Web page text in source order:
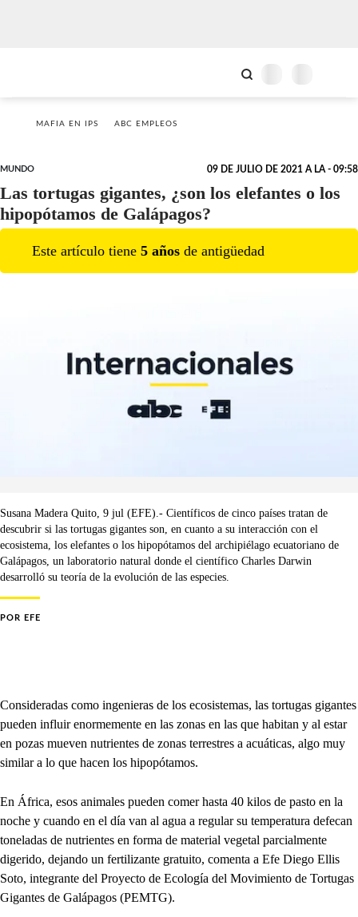
MAFIA EN IPS ABC EMPLEOS
MUNDO 09 DE JULIO DE 2021 A LA - 09:58
Las tortugas gigantes, ¿son los elefantes o los
hipopótamos de Galápagos?
Este artículo tiene 5 años de antigüedad
Susana Madera Quito, 9 jul (EFE).- Científicos de cinco países tratan de
descubrir si las tortugas gigantes son, en cuanto a su interacción con el
ecosistema, los elefantes o los hipopótamos del archipiélago ecuatoriano de
Galápagos, un laboratorio natural donde el científico Charles Darwin
desarrolló su teoría de la evolución de las especies.
POR EFE
Consideradas como ingenieras de los ecosistemas, las tortugas gigantes
pueden influir enormemente en las zonas en las que habitan y al estar
en pozas mueven nutrientes de zonas terrestres a acuáticas, algo muy
similar a lo que hacen los hipopótamos.
En África, esos animales pueden comer hasta 40 kilos de pasto en la
noche y cuando en el día van al agua a regular su temperatura defecan
toneladas de nutrientes en forma de material vegetal parcialmente
digerido, dejando un fertilizante gratuito, comenta a Efe Diego Ellis
Soto, integrante del Proyecto de Ecología del Movimiento de Tortugas
Gigantes de Galápagos (PEMTG).